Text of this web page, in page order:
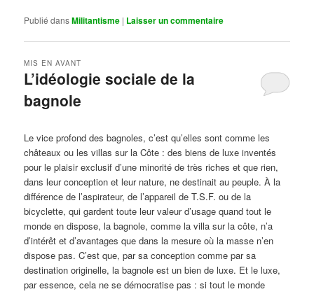
Publié dansMilitantisme | Laisser un commentaire
L’idéologie sociale de la
bagnole
MIS EN AVANT
Le vice profond des bagnoles, c’est qu’elles sont comme les
châteaux ou les villas sur la Côte : des biens de luxe inventés
pour le plaisir exclusif d’une minorité de très riches et que rien,
dans leur conception et leur nature, ne destinait au peuple. À la
différence de l’aspirateur, de l’appareil de T.S.F. ou de la
bicyclette, qui gardent toute leur valeur d’usage quand tout le
monde en dispose, la bagnole, comme la villa sur la côte, n’a
d’intérêt et d’avantages que dans la mesure où la masse n’en
dispose pas. C’est que, par sa conception comme par sa
destination originelle, la bagnole est un bien de luxe. Et le luxe,
par essence, cela ne se démocratise pas : si tout le monde